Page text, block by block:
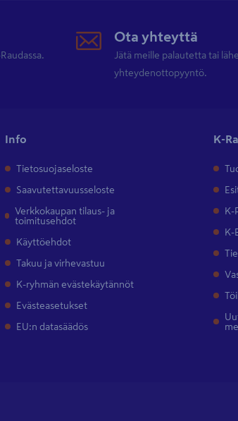
Ota yhteyttä
Jätä meille palautetta tai
yhteydenottopyyntö.
Info
Tietosuojaseloste
Saavutettavuusseloste
Verkkokaupan tilaus- ja
toimitusehdot
Käyttöehdot
Takuu ja virhevastuu
K-ryhmän evästekäytännöt
Evästeasetukset
EU:n datasäädös
K-
K-
K-